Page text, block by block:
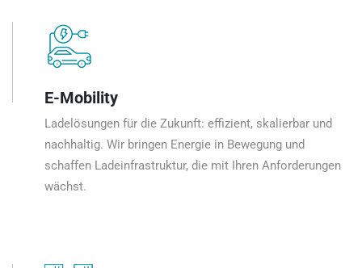
E-Mobility
Ladelösungen für die Zukunft: effizient, skalierbar und
nachhaltig. Wir bringen Energie in Bewegung und
schaffen Ladeinfrastruktur, die mit Ihren Anforderungen
wächst.